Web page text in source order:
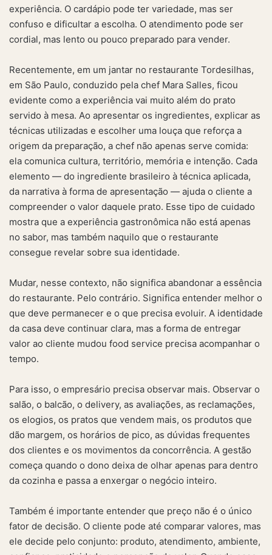
experiência. O cardápio pode ter variedade, mas ser
confuso e dificultar a escolha. O atendimento pode ser
cordial, mas lento ou pouco preparado para vender.
Recentemente, em um jantar no restaurante Tordesilhas,
em São Paulo, conduzido pela chef Mara Salles, ficou
evidente como a experiência vai muito além do prato
servido à mesa. Ao apresentar os ingredientes, explicar as
técnicas utilizadas e escolher uma louça que reforça a
origem da preparação, a chef não apenas serve comida:
ela comunica cultura, território, memória e intenção. Cada
elemento — do ingrediente brasileiro à técnica aplicada,
da narrativa à forma de apresentação — ajuda o cliente a
compreender o valor daquele prato. Esse tipo de cuidado
mostra que a experiência gastronômica não está apenas
no sabor, mas também naquilo que o restaurante
consegue revelar sobre sua identidade.
Mudar, nesse contexto, não significa abandonar a essência
do restaurante. Pelo contrário. Significa entender melhor o
que deve permanecer e o que precisa evoluir. A identidade
da casa deve continuar clara, mas a forma de entregar
valor ao cliente mudou food service precisa acompanhar o
tempo.
Para isso, o empresário precisa observar mais. Observar o
salão, o balcão, o delivery, as avaliações, as reclamações,
os elogios, os pratos que vendem mais, os produtos que
dão margem, os horários de pico, as dúvidas frequentes
dos clientes e os movimentos da concorrência. A gestão
começa quando o dono deixa de olhar apenas para dentro
da cozinha e passa a enxergar o negócio inteiro.
Também é importante entender que preço não é o único
fator de decisão. O cliente pode até comparar valores, mas
ele decide pelo conjunto: produto, atendimento, ambiente,